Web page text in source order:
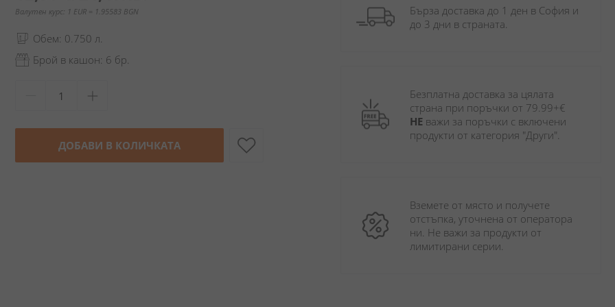
Валутен курс: 1 EUR = 1.95583 BGN
Обем: 0.750 л.
Брой в кашон: 6 бр.
ДОБАВИ В КОЛИЧКАТА
Бърза доставка до 1 ден в София и
до 3 дни в страната.
Безплатна доставка за цялата
НЕ важи за поръчки с включени
продукти от категория "Други".
Вземете от място и получете
отстъпка, уточнена от оператора
ни. Не важи за продукти от
лимитирани серии.